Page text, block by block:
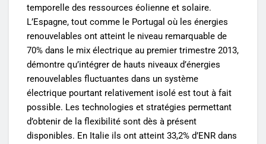
temporelle des ressources éolienne et solaire.
L’Espagne, tout comme le Portugal où les énergies
renouvelables ont atteint le niveau remarquable de
70% dans le mix électrique au premier trimestre 2013,
démontre qu’intégrer de hauts niveaux d’énergies
renouvelables fluctuantes dans un système
électrique pourtant relativement isolé est tout à fait
possible. Les technologies et stratégies permettant
d’obtenir de la flexibilité sont dès à présent
disponibles. En Italie ils ont atteint 33,2% d’ENR dans